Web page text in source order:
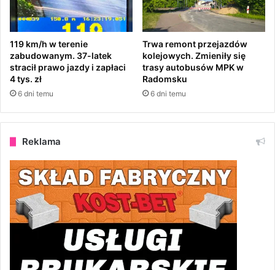
a
o
n
y
c
h
y
j
d
w
119 km/h w terenie
zabudowanym. 37-latek
stracił prawo jazdy i zapłaci
4 tys. zł
6 dni temu
Trwa remont przejazdów
kolejowych. Zmieniły się
trasy autobusów MPK w
Radomsku
6 dni temu
Reklama